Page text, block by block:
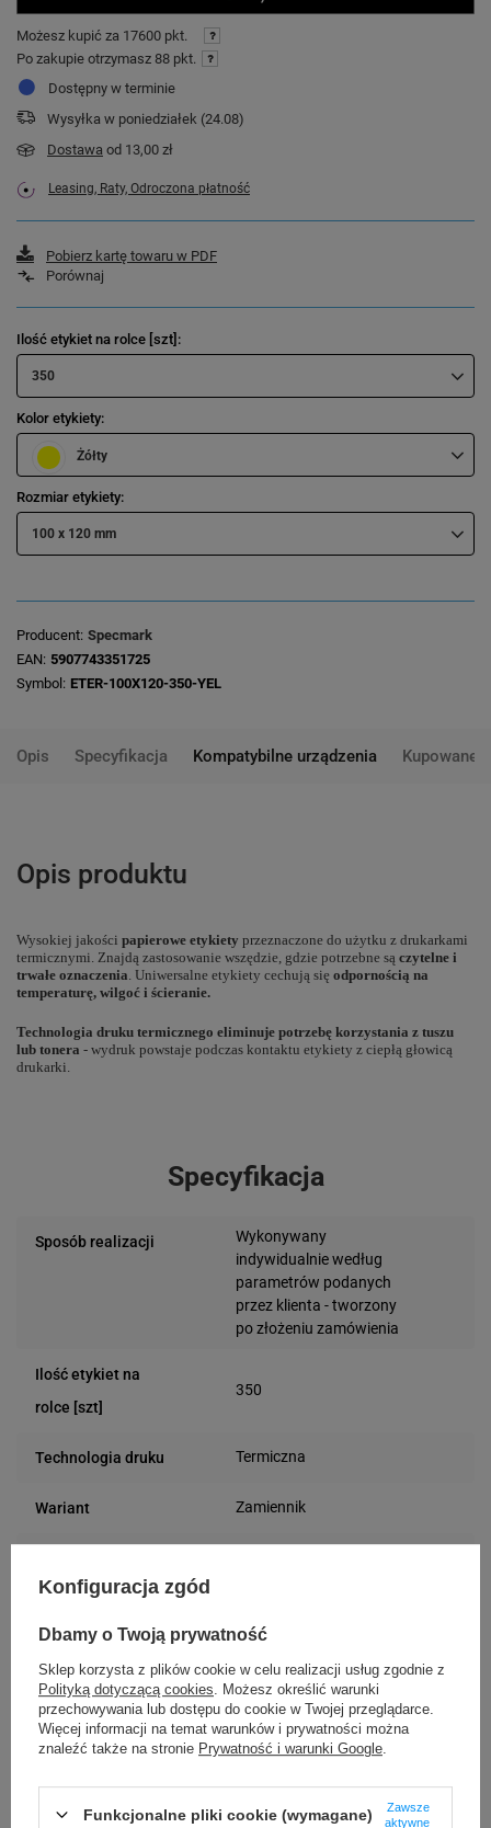
Możesz kupić za 17600 pkt.
Po zakupie otrzymasz 88 pkt.
Dostępny w terminie
Wysyłka w poniedziałek (24.08)
Dostawa od 13,00 zł
Leasing, Raty, Odroczona płatność
Pobierz kartę towaru w PDF
Porównaj
Ilość etykiet na rolce [szt]
350
Kolor etykiety
Żółty
Rozmiar etykiety
100 x 120 mm
Producent Specmark
EAN 5907743351725
Symbol ETER-100X120-350-YEL
Opis Specyfikacja Kompatybilne urządzenia Kupowane
Opis produktu
Wysokiej jakości papierowe etykiety przeznaczone do użytku z drukarkami
termicznymi. Znajdą zastosowanie wszędzie, gdzie potrzebne są czytelne i
trwałe oznaczenia . Uniwersalne etykiety cechują się odpornością na
temperaturę, wilgoć i ścieranie.
Technologia druku termicznego eliminuje potrzebę korzystania z tuszu
lub tonera - wydruk powstaje podczas kontaktu etykiety z ciepłą głowicą
drukarki.
Specyfikacja
Sposób realizacji
Wykonywany
indywidualnie według
parametrów podanych
przez klienta - tworzony
po złożeniu zamówienia
Ilość etykiet na
rolce [szt]
350
Technologia druku Termiczna
Wariant Zamiennik
Kolor etykiety Żółty
Rodzaj etykiety Uniwersalna
Szerokość etykiety 100 mm
Konfiguracja zgód
Dbamy o Twoją prywatność
Sklep korzysta z plików cookie w celu realizacji usług zgodnie z
Polityką dotyczącą cookies . Możesz określić warunki
przechowywania lub dostępu do cookie w Twojej przeglądarce.
Więcej informacji na temat warunków i prywatności można
znaleźć także na stronie Prywatność i warunki Google
Funkcjonalne pliki cookie (wymagane)
Zawsze
aktywne